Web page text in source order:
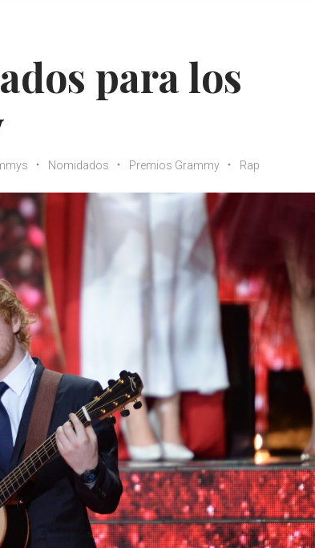
para los
Nomidados Premios Grammy Rap